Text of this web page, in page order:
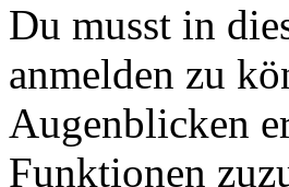
Du musst in
anmelden zu
Augenblicken
Funktionen